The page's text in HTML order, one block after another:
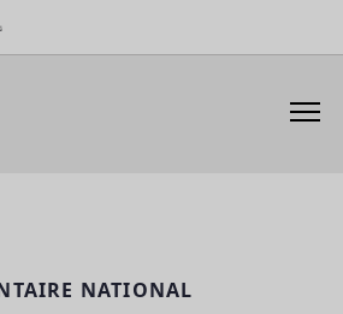
NATIONAL